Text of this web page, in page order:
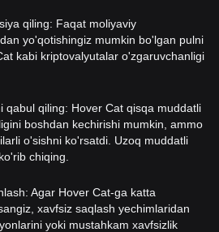
qiling: Faqat moliyaviy
yo'qotishingiz mumkin bo'lgan pulni
kabi kriptovalyutalar o'zgaruvchanligi
qabul qiling: Hover Cat qisqa muddatli
boshdan kechirishi mumkin, ammo
o'sishni ko'rsatdi. Uzoq muddatli
chiqing.
Agar Hover Cat-ga katta
xavfsiz saqlash yechimlaridan
yoki mustahkam xavfsizlik